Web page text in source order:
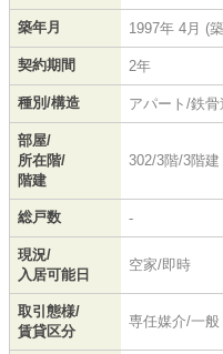
築年月 1997年 4月 (
契約期間 2年
種別/構造 アパート/鉄骨
部屋/
所在階/
階建
302/3階/3階建
総戸数 -
現況/
入居可能日
空家/即時
取引態様/
賃貸区分
専任媒介/一般